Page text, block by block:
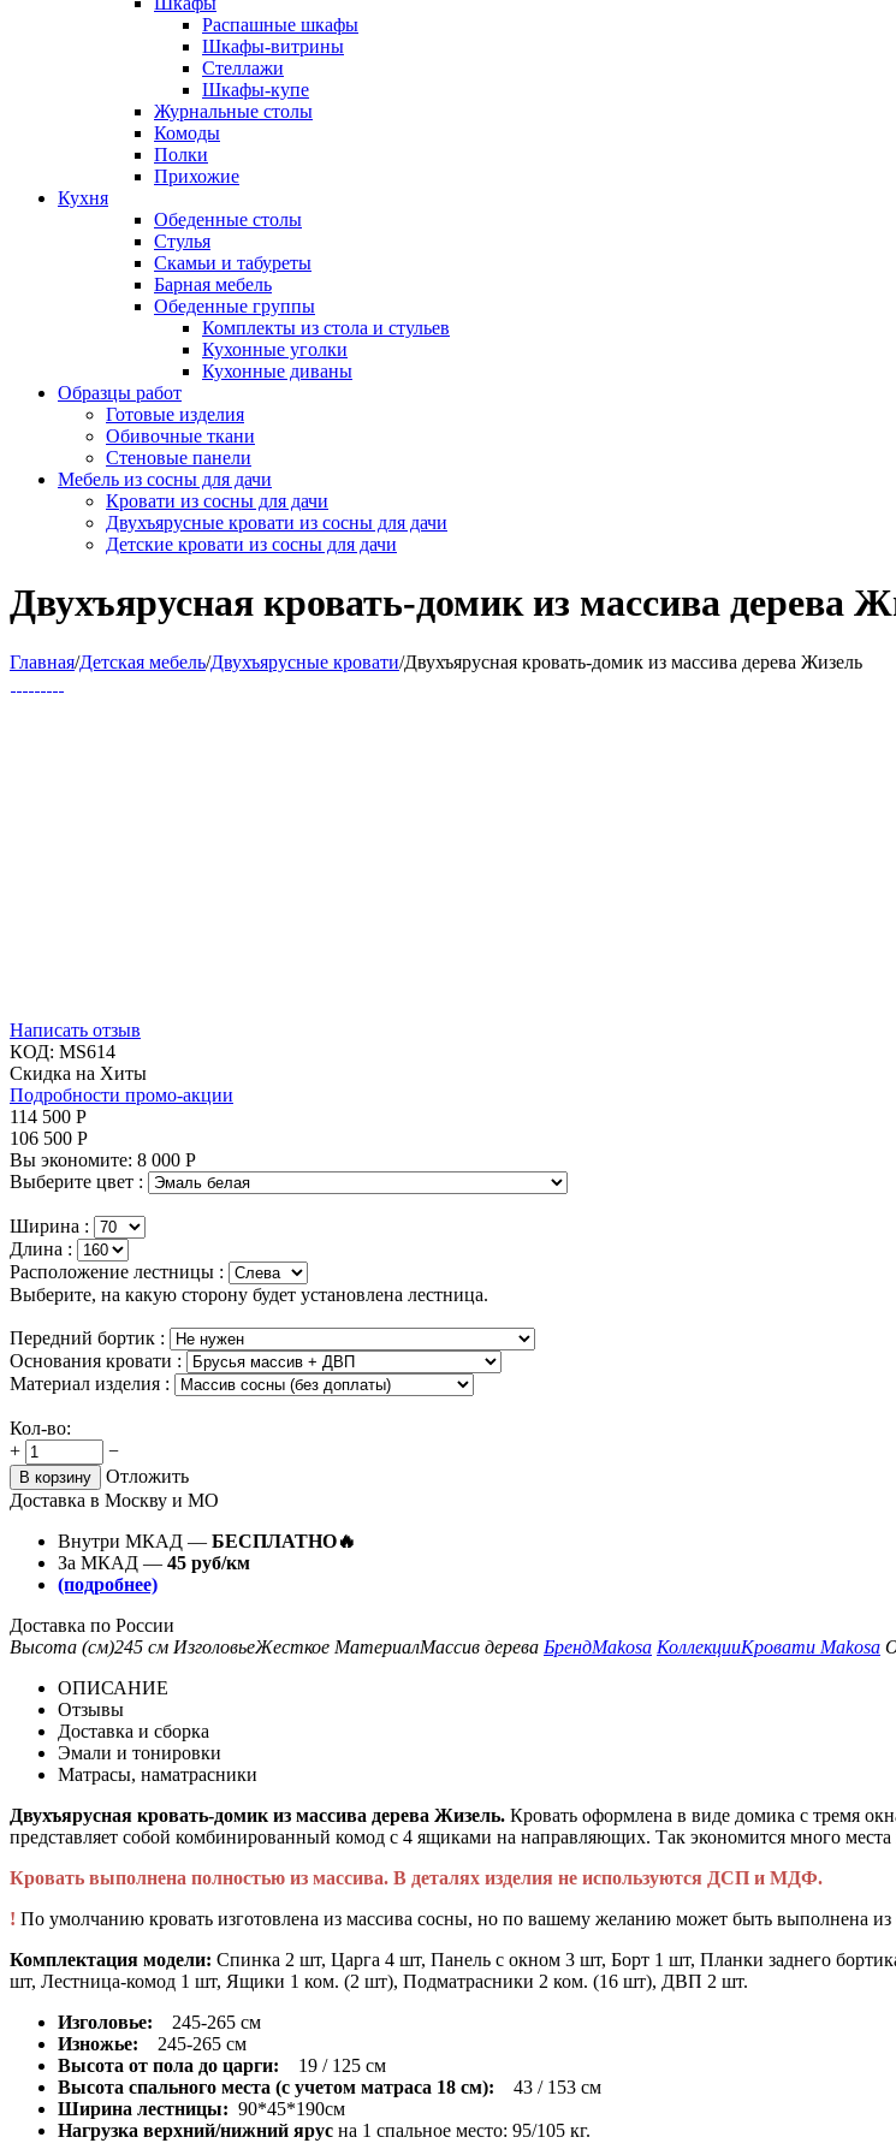
Распашные шкафы
Шкафы-витрины
Стеллажи
Шкафы-купе
Журнальные столы
Комоды
Полки
Прихожие
Кухня
Обеденные столы
Стулья
Скамьи и табуреты
Барная мебель
Обеденные группы
Комплекты из стола и стульев
Кухонные уголки
Кухонные диваны
Образцы работ
Готовые изделия
Обивочные ткани
Стеновые панели
Мебель из сосны для дачи
Кровати из сосны для дачи
Двухъярусные кровати из сосны для дачи
Детские кровати из сосны для дачи
Двухъярусная кровать-домик из массива дерева
Главная/Детская мебель/Двухъярусные кровати/Двухъярусная кровать-домик из массива дерева Жизель
Написать отзыв
КОД: MS614
Скидка на Хиты
Подробности промо-акции
114 500 Р
106 500 Р
Вы экономите: 8 000 Р
Выберите цвет :
Ширина :
Длина :
Расположение лестницы :
Выберите, на какую сторону будет установлена лестница.
Передний бортик :
Основания кровати :
Материал изделия :
Кол-во:
+
−
В корзину
Отложить
Доставка в Москву и МО
Внутри МКАД — БЕСПЛАТНО🔥
За МКАД — 45 руб/км
(подробнее)
Доставка по России
Высота (см)245 см ИзголовьеЖесткое МатериалМассив дерева БрендMakosa КоллекцииКровати Makosa
ОПИСАНИЕ
Отзывы
Доставка и сборка
Эмали и тонировки
Матрасы, наматрасники
Двухъярусная кровать-домик из массива дерева Жизель. Кровать оформлена в виде домика с тремя
представляет собой комбинированный комод с 4 ящиками на направляющих. Так экономится много
Кровать выполнена полностью из массива. В деталях изделия не используются ДСП и МДФ.
! По умолчанию кровать изготовлена из массива сосны, но по вашему желанию может быть выполнена
Комплектация модели: Спинка 2 шт, Царга 4 шт, Панель с окном 3 шт, Борт 1 шт, Планки заднего
шт, Лестница-комод 1 шт, Ящики 1 ком. (2 шт), Подматрасники 2 ком. (16 шт), ДВП 2 шт.
Изголовье:
245-265 см
Изножье: 245-265 см
Высота от пола до царги: 19 / 125 см
Высота спального места (с учетом матраса 18 см): 43 / 153 см
Ширина лестницы: 90*45*190см
Нагрузка верхний/нижний ярус на 1 спальное место: 95/105 кг.